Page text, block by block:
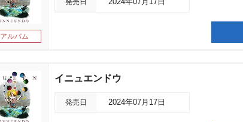
アルバム
発売日 2024年07月17日
イニュエンドウ
発売日 2024年07月17日